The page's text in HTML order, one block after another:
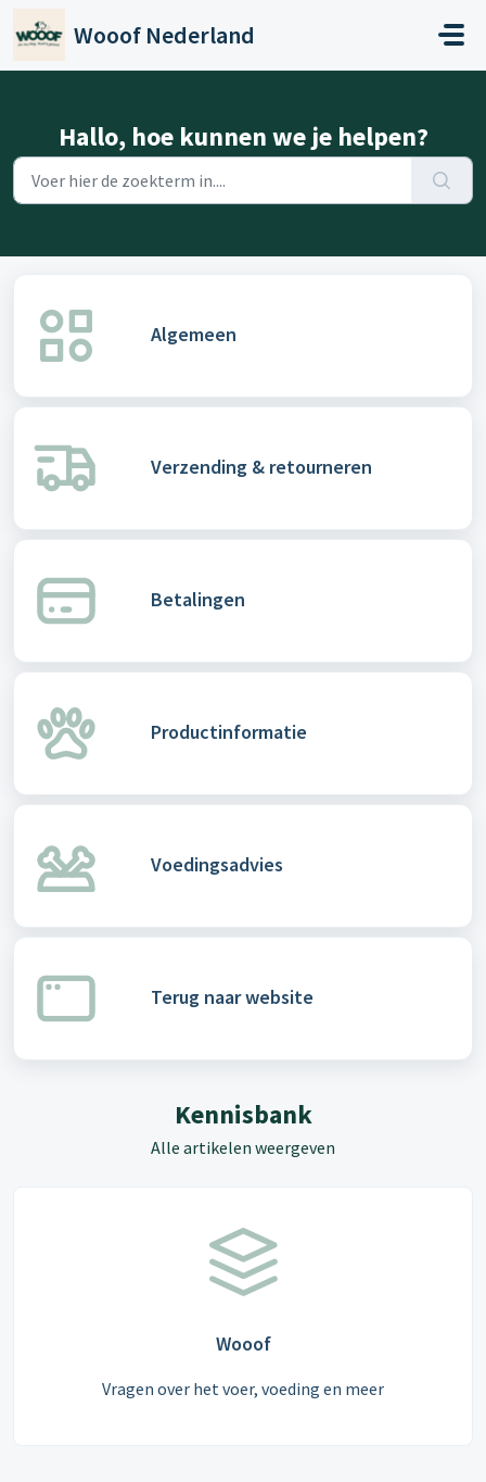
Wooof Nederland
Hallo, hoe kunnen we je helpen?
Algemeen
Verzending & retourneren
Betalingen
Productinformatie
Voedingsadvies
Terug naar website
Kennisbank
Alle artikelen weergeven
Wooof
Vragen over het voer, voeding en meer